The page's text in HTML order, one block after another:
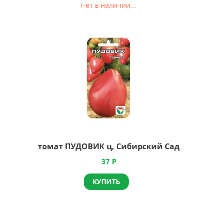
Нет в наличии...
томат ПУДОВИК ц, Сибирский Сад
37 Р
КУПИТЬ